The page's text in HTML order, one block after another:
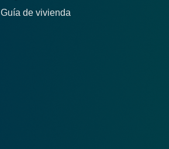
Guía de vivienda